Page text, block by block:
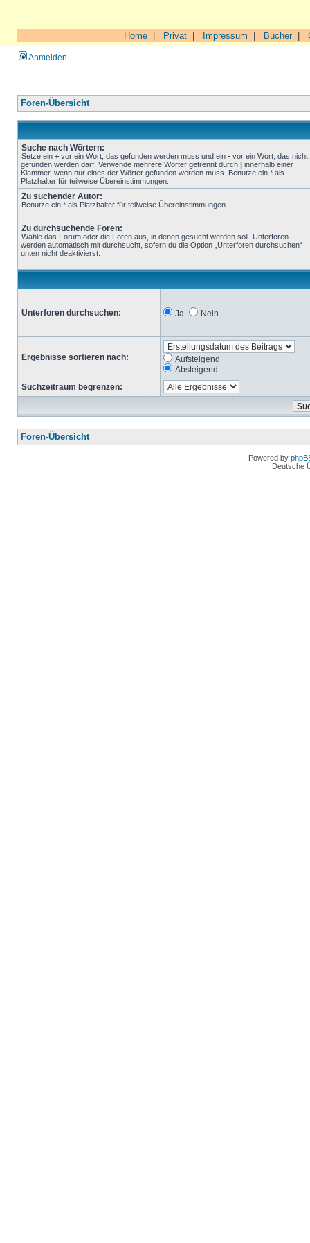
Home Privat Impressum Bücher|
Anmelden
Foren-Übersicht
Suche nach Wörtern:
Setze ein + vor ein Wort, das gefunden werden muss und ein - vor ein Wort, das nicht
gefunden werden darf. Verwende mehrere Wörter getrennt durch | innerhalb einer
Klammer, wenn nur eines der Wörter gefunden werden muss. Benutze ein * als
Platzhalter für teilweise Übereinstimmungen.
Zu suchender Autor:
Benutze ein * als Platzhalter für teilweise Übereinstimmungen.
Zu durchsuchende Foren:
Wähle das Forum oder die Foren aus, in denen gesucht werden soll. Unterforen
werden automatisch mit durchsucht, sofern du die Option „Unterforen durchsuchen“
unten nicht deaktivierst.
Unterforen durchsuchen: Ja Nein
Ergebnisse sortieren nach:
Aufsteigend
Absteigend
Suchzeitraum begrenzen:
Foren-Übersicht
Powered by
Deutsche